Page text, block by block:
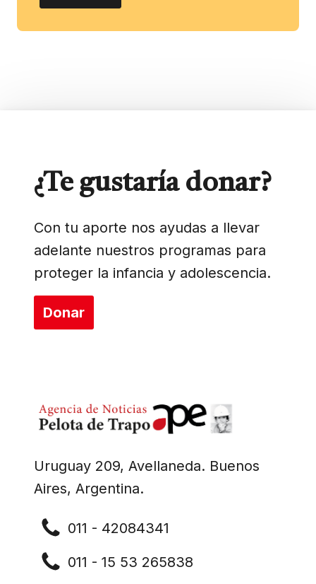
Uruguay 209, Avellaneda. Buenos
Aires, Argentina.
011 - 42084341
011 - 15 53 265838
¿Te gustaría donar?
Con tu aporte nos ayudas a llevar
adelante nuestros programas para
proteger la infancia y adolescencia.
Donar